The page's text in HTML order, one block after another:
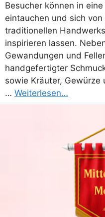
Besucher können in
eintauchen und sich
traditionellen
inspirieren lassen.
Gewandungen und
handgefertigter
sowie Kräuter, Gewürze
… Weiterlesen…